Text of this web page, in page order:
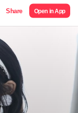
Share Open in App